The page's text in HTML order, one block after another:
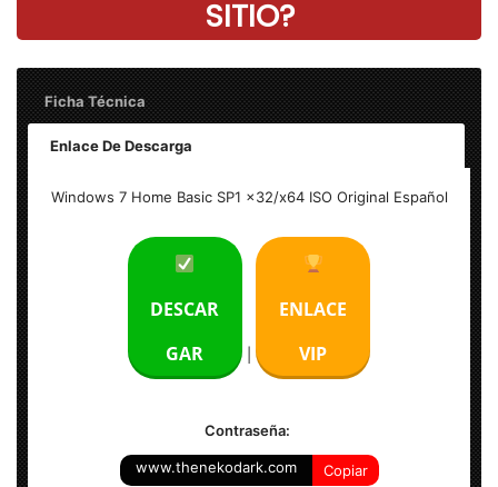
SITIO?
Ficha Técnica
Enlace De Descarga
Windows 7 Home Basic SP1 x32/x64 ISO Original Español
DESCAR
GAR
ENLACE
VIP
Contraseña:
www.thenekodark.com Copiar